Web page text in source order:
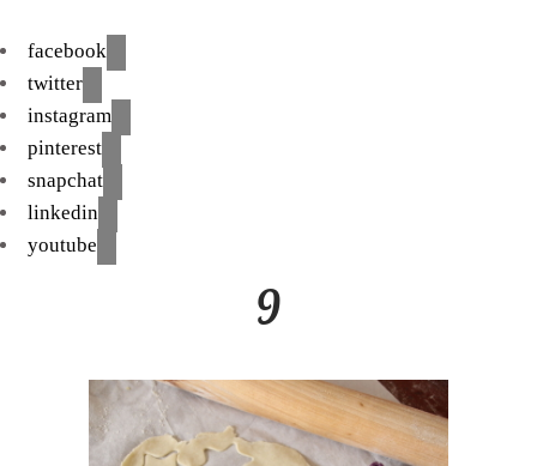
facebook
twitter
instagram
pinterest
snapchat
linkedin
youtube
9